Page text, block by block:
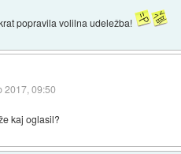
popravila volilna udeležba!
2017, 09:50
kaj oglasil?